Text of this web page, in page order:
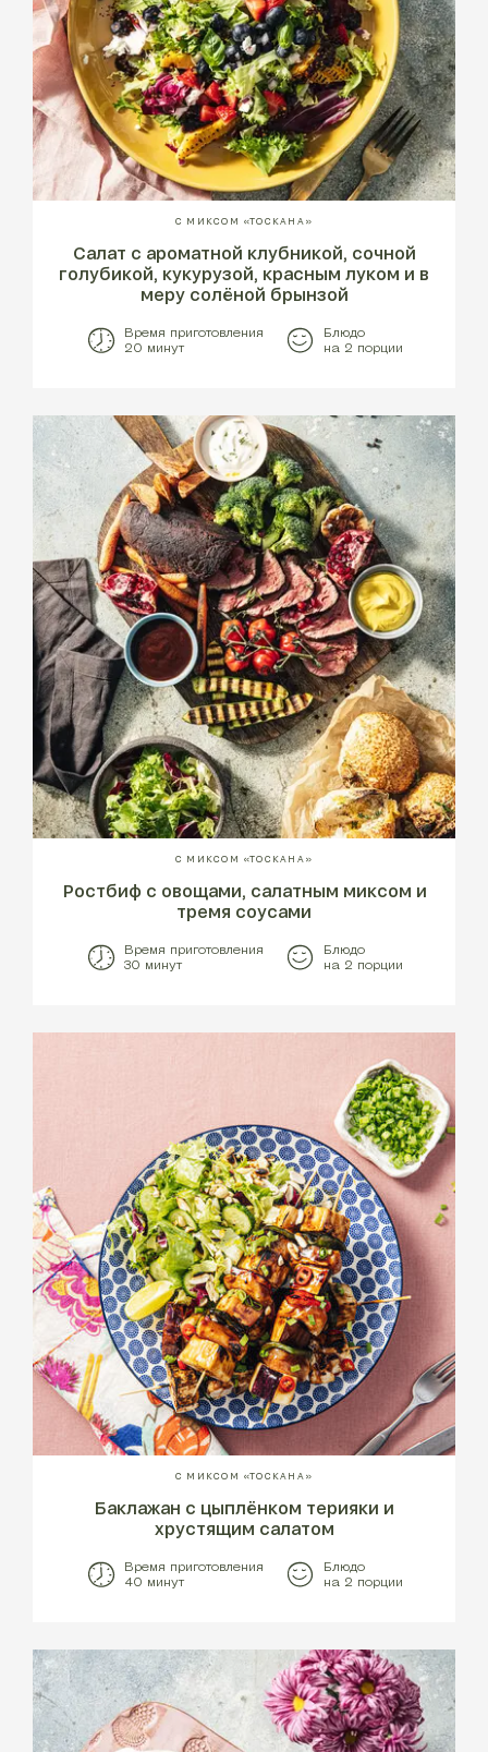
С МИКСОМ «ТОСКАНА»
Салат с ароматной клубникой, сочной
голубикой, кукурузой, красным луком и в
меру солёной брынзой
Время приготовления
20 минут
Блюдо
на 2 порции
С МИКСОМ «ТОСКАНА»
Ростбиф с овощами, салатным миксом и
тремя соусами
Время приготовления
30 минут
Блюдо
на 2 порции
С МИКСОМ «ТОСКАНА»
Баклажан с цыплёнком терияки и
хрустящим салатом
Время приготовления
40 минут
Блюдо
на 2 порции